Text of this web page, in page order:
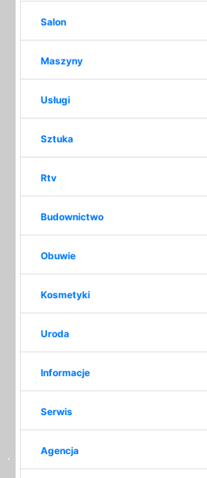
Salon
Maszyny
Usługi
Sztuka
Rtv
Budownictwo
Obuwie
Kosmetyki
Uroda
Informacje
Serwis
Agencja